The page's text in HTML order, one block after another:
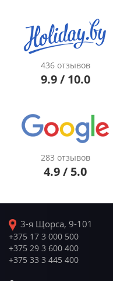
436 отзывов
9.9 / 10.0
283 отзывов
4.9 / 5.0
3-я Щорса, 9-101
+375 17 3 000 500
+375 29 3 600 400
+375 33 3 445 400